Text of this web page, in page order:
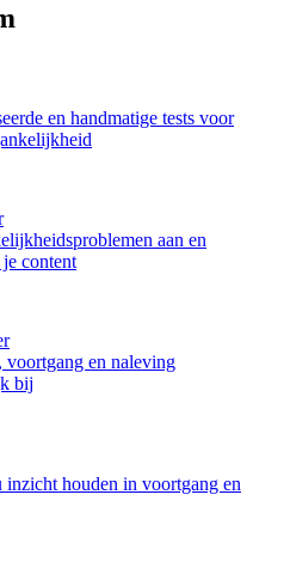
en handmatige tests voor
aan en
content
voortgang en naleving
bij
houden in voortgang en